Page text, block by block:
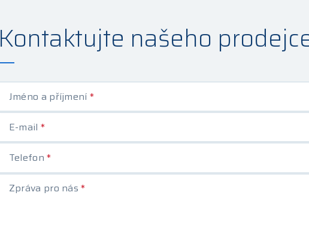
Kontaktujte našeho
Jméno a příjmení*
E-mail *
Telefon*
Zpráva pro nás*